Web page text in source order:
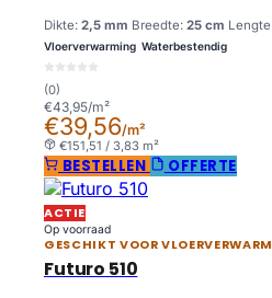
Dikte: 2,5 mm Breedte: 25 cm
Vloerverwarming Waterbestendig
(0)
€43,95/m²
€39,56/m²
€151,51 / 3,83 m²
BESTELLEN OFFERTE
ACTIE
Op voorraad
GESCHIKT VOOR
Futuro 510